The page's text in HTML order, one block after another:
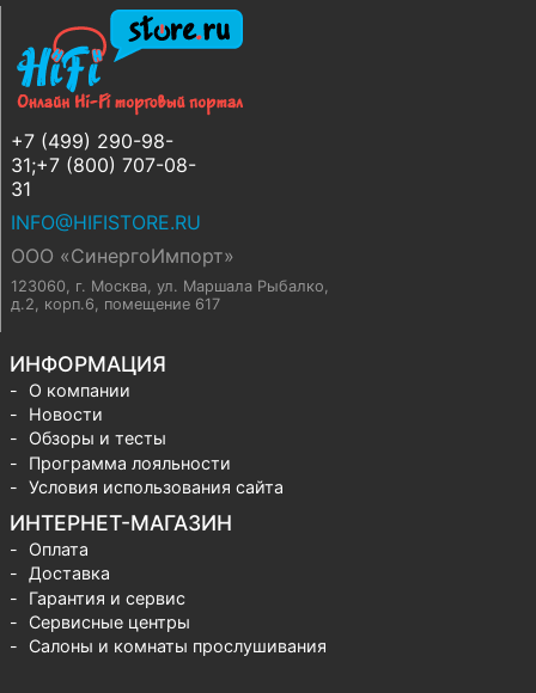
+7 (499) 290-98-
31;+7 (800) 707-08-
31
INFO@HIFISTORE.RU
ООО «СинергоИмпорт»
123060, г. Москва ул. Маршала Рыбалко,
д.2, корп.6, помещение 617
ИНФОРМАЦИЯ
О компании
Новости
Обзоры и тесты
Программа лояльности
Условия использования сайта
ИНТЕРНЕТ-МАГАЗИН
Оплата
Доставка
Гарантия и сервис
Сервисные центры
Салоны и комнаты прослушивания